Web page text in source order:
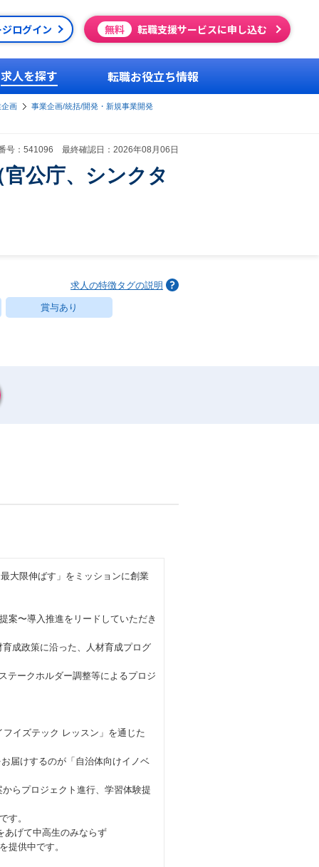
ログイン 無料 転職支援サービスに申し込む
求人を探す 転職お役立ち情報
企画 事業企画/統括/開発・新規事業開発
号：541096 最終確認日：2026年08月06日
公庁、シンクタ
求人の特徴タグの説明
賞与あり
大限伸ばす」をミッションに創業
案〜導入推進をリードしていただき
成政策に沿った、人材育成プログ
テークホルダー調整等によるプロジ
イズテック レッスン」を通じた
届けするのが「自治体向けイノベ
らプロジェクト進行、学習体験提
す。
あげて中高生のみならず
提供中です。